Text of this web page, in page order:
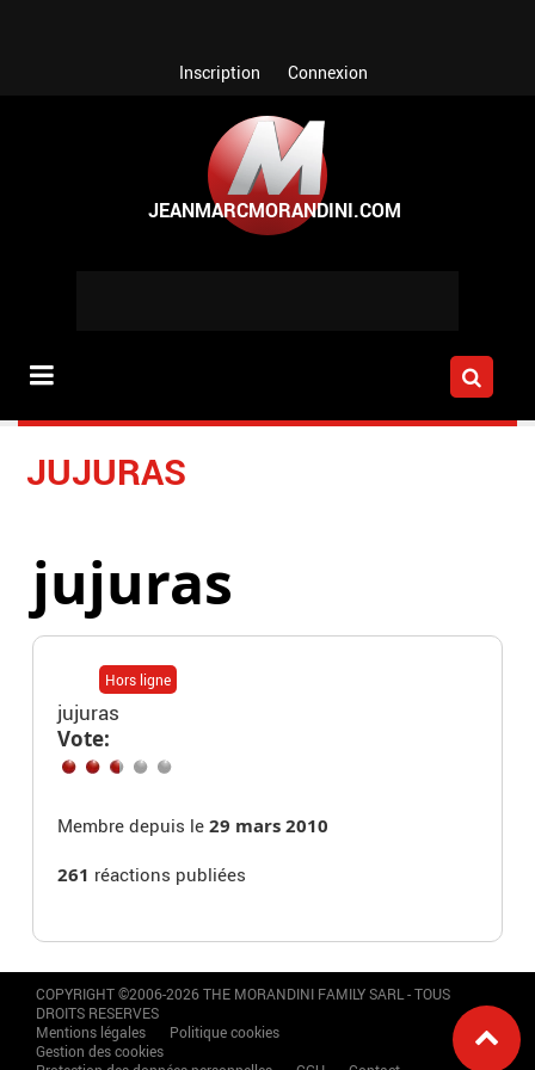
Inscription Connexion
JUJURAS
jujuras
Hors ligne
jujuras
Vote:
Membre depuis le29 mars 2010
261 réactions publiées
COPYRIGHT ©2006-2026 THE MORANDINI FAMILY SARL - TOUS
DROITS RESERVES
Mentions légales
Politique cookies
Gestion des cookies